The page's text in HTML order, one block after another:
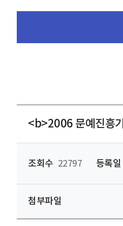
<b>2006 문예진흥
조회수 22797 등록일
첨부파일